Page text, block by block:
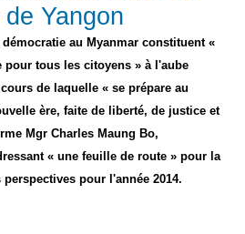
Yangon
au Myanmar constituent «
pour tous les citoyens » à l'aube
de laquelle « se prépare au
ère, faite de liberté, de justice et
Mgr Charles Maung Bo,
« une feuille de route » pour la
pour l'année 2014.